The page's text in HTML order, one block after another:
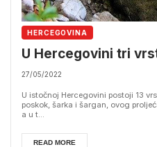
HERCEGOVINA
U Hercegovini tri
27/05/2022
U istočnoj Hercegovini postoji 13
poskok, šarka i šargan, ovog
a u t...
READ MORE